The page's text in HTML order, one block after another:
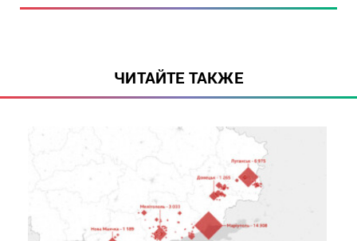
ЧИТАЙТЕ ТАКЖЕ